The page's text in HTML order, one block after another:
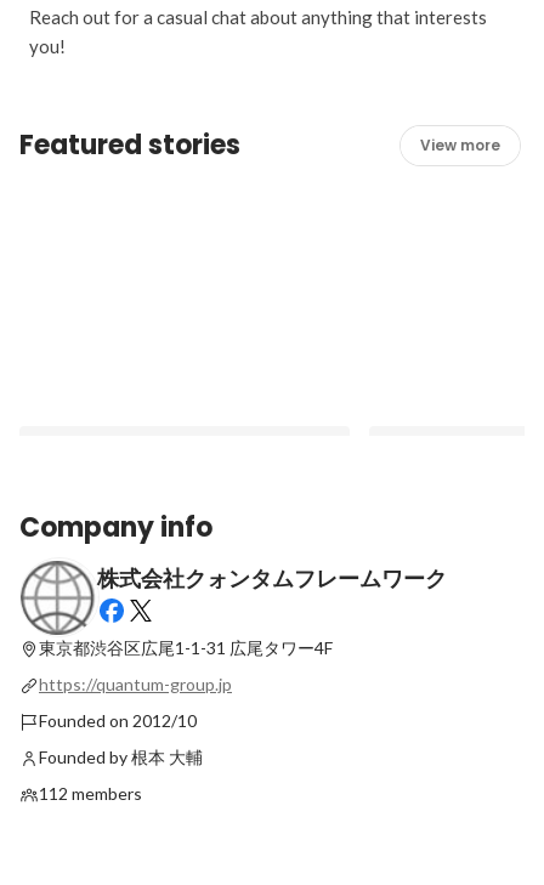
Reach out for a casual chat about anything that interests
you!
Featured stories View more
【社内イベント】みんなでフットサル！⚽
Latest
【検証事業部リーダ
Company info
株式会社クォンタムフレームワーク
東京都渋谷区広尾1-1-31 広尾タワー4F
https://quantum-group.jp
Founded on 2012/10
Founded by 根本 大輔
112 members